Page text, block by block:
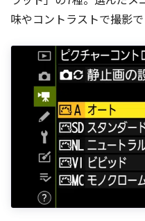
味やコントラストで撮影で